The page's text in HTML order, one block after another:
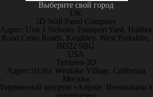
Выберите свой город
UK
3D Wall Panel Company
Адрес: Unit 1 Nelsons Transport Yard, Halifax
Road Cross Roads, Keighley, West Yorkshire,
BD22 9BG
USA
Textures-3D
Адрес: 91361 Westlake Village, California
Москва
шоурум «Artpole. Инновации в
интерьере»